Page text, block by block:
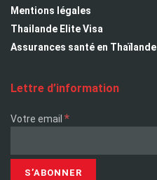
Mentions légales
Thailande Elite Visa
Assurances santé en Thaïlande
Lettre d’information
Votre email *